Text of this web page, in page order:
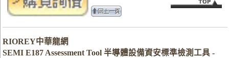
RIOREY中華龍網
SEMI E187 Assessment Tool 半導體設備資安標準檢測工具 -